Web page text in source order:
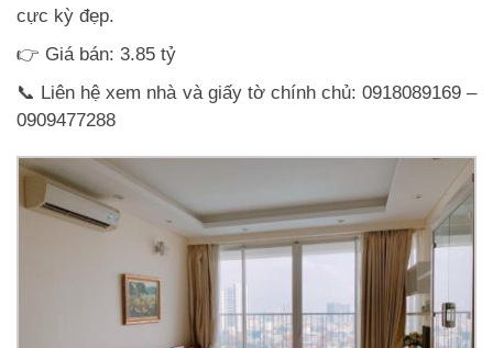
cực kỳ đẹp.
👉 Giá bán: 3.85 tỷ
📞 Liên hệ xem nhà và giấy tờ chính chủ: 0918089169 –
0909477288